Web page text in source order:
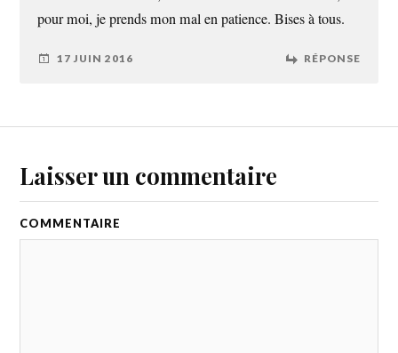
pour moi, je prends mon mal en patience. Bises à tous.
17 JUIN 2016 RÉPONSE
Laisser un commentaire
COMMENTAIRE